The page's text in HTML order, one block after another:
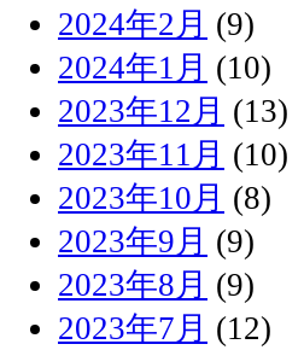
2024年2月 (9)
2024年1月 (10)
2023年12月 (13)
2023年11月 (10)
2023年10月 (8)
2023年9月 (9)
2023年8月 (9)
2023年7月 (12)